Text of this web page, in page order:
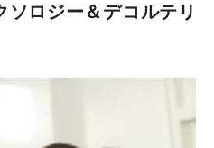
ソロジー＆デコルテリ